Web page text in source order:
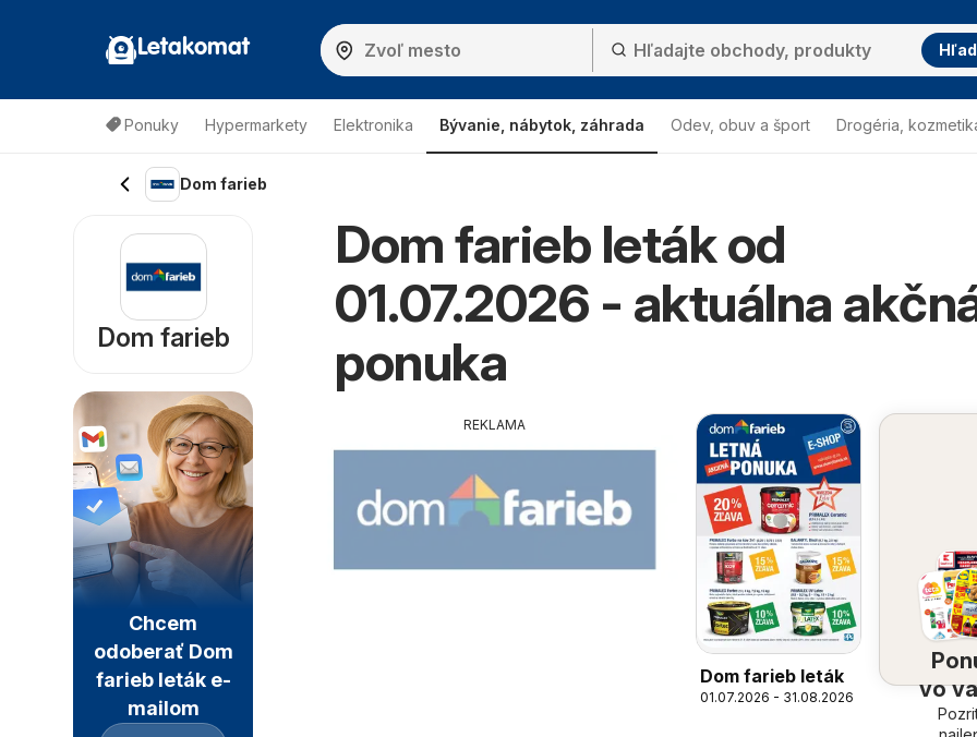
Letakomat
Ponuky Hypermarkety Elektronika Bývanie, nábytok, záhrada Odev, obuv a šport Drogéria,
Dom farieb
Dom farieb leták od
01.07.2026 - aktuálna
ponuka
REKLAMA
Dom farieb leták
01.07.2026 - 31.08.2026
vo
Dom farieb
Chcem
odoberať Dom
farieb leták e-
mailom